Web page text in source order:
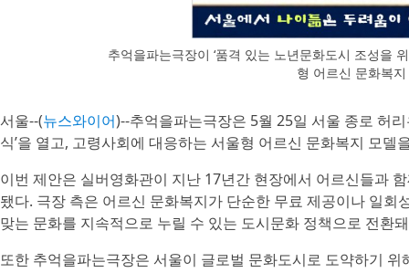
추억을파는극장이 ‘품격 있는 노년문화도시 조성을
형 어르신 문화복
서울--(뉴스와이어)--추억을파는극장은 5월 25일 서울 종로 허
식’을 열고, 고령사회에 대응하는 서울형 어르신 문화복지 모델
이번 제안은 실버영화관이 지난 17년간 현장에서 어르신들과
됐다. 극장 측은 어르신 문화복지가 단순한 무료 제공이나 일
맞는 문화를 지속적으로 누릴 수 있는 도시문화 정책으로 전환
또한 추억을파는극장은 서울이 글로벌 문화도시로 도약하기